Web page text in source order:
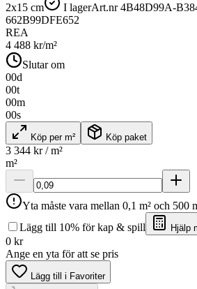
2x15 cm I lagerArt.nr4B48D99A-
662B99DFE652
REA
4 488 kr/m²
Slutar om
00d
00t
00m
00s
Köp per m² Köp paket
3 344 kr / m²
m²
Yta måste vara mellan 0,1 m² och 500
Lägg till 10% för kap & spill
Hjälp
0 kr
Ange en yta för att se pris
Lägg till i Favoriter